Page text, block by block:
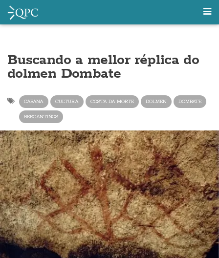
Buscando a mellor réplica do
dolmen Dombate
CABANA CULTURA COSTA DA MORTE DOLMEN DOMBATE
BERGANTIÑOS